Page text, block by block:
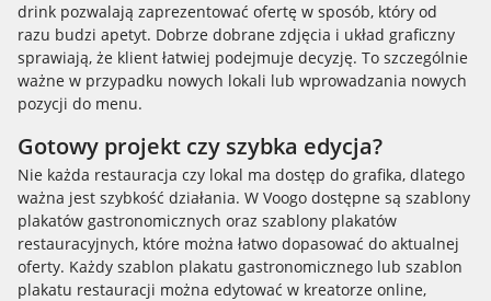
drink pozwalają zaprezentować ofertę w sposób, który od
razu budzi apetyt. Dobrze dobrane zdjęcia i układ graficzny
sprawiają, że klient łatwiej podejmuje decyzję. To szczególnie
ważne w przypadku nowych lokali lub wprowadzania nowych
pozycji do menu.
Gotowy projekt czy szybka edycja?
Nie każda restauracja czy lokal ma dostęp do grafika, dlatego
ważna jest szybkość działania. W Voogo dostępne są szablony
plakatów gastronomicznych oraz szablony plakatów
restauracyjnych, które można łatwo dopasować do aktualnej
oferty. Każdy szablon plakatu gastronomicznego lub szablon
plakatu restauracji można edytować w kreatorze online,